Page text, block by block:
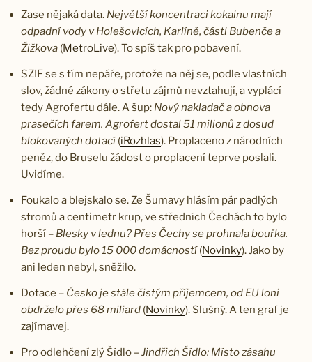
Zase nějaká data. Největší koncentraci kokainu mají
odpadní vody v Holešovicích, Karlíně, části Bubenče a
Žižkova (MetroLive). To spíš tak pro pobavení.
SZIF se s tím nepáře, protože na něj se, podle vlastních
slov, žádné zákony o střetu zájmů nevztahují, a vyplácí
tedy Agrofertu dále. A šup: Nový nakladač a obnova
prasečích farem. Agrofert dostal 51 milionů z dosud
blokovaných dotací(iRozhlas). Proplaceno z národních
peněz, do Bruselu žádost o proplacení teprve poslali.
Uvidíme.
Foukalo a blejskalo se. Ze Šumavy hlásím pár padlých
stromů a centimetr krup, ve středních Čechách to bylo
horší – Blesky v lednu? Přes Čechy se prohnala bouřka.
Bez proudu bylo 15 000 domácností(Novinky). Jako by
ani leden nebyl, sněžilo.
Dotace – Česko je stále čistým příjemcem, od EU loni
obdrželo přes 68 miliard (Novinky). Slušný. A ten graf je
zajímavej.
Pro odlehčení zlý Šídlo –Jindřich Šídlo: Místo zásahu